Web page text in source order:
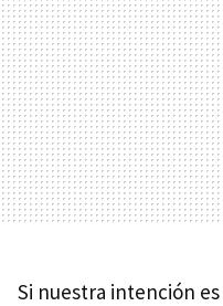
Si nuestra intención es